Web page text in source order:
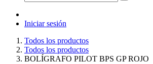
Iniciar sesión
Todos los productos
Todos los productos
BOLÍGRAFO PILOT BPS GP ROJO